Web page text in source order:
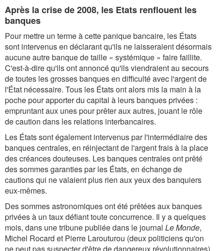
Après la crise de 2008, les Etats renflouent les
banques
Pour mettre un terme à cette panique bancaire, les États
sont intervenus en déclarant qu'ils ne laisseraient désormais
aucune autre banque de taille « systémique » faire faillite.
C'est-à-dire qu'ils ont annoncé qu'ils viendraient au secours
de toutes les grosses banques en difficulté avec l'argent de
l'État nécessaire. Tous les États ont alors mis la main à la
poche pour apporter du capital à leurs banques privées :
empruntant aux unes pour prêter aux autres, jouant le rôle
de caution dans les relations interbancaires.
Les États sont également intervenus par l'intermédiaire des
banques centrales, en réinjectant de l'argent frais à la place
des créances douteuses. Les banques centrales ont prêté
des sommes garanties par les États, en échange de
cautions qui ne valaient plus rien aux yeux des banquiers
eux-mêmes.
Des sommes astronomiques ont été prêtées aux banques
privées à un taux défiant toute concurrence. Il y a quelques
mois, dans une tribune publiée dans le journal Le Monde,
Michel Rocard et Pierre Larouturou (deux politiciens qu'on